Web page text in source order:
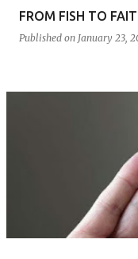
FROM FISH TO
Published on January 23,